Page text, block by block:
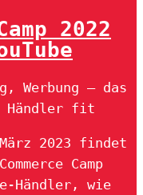
2022
Werbung – das
Händler fit
2023 findet
Camp
Händler, wie